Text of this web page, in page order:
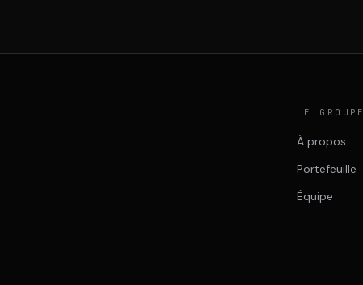
LE GROUPE
À propos
Portefeuille
Équipe